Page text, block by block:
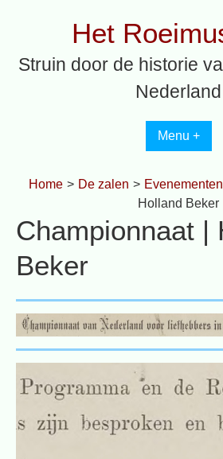
Het
Struin door de historie
Nederland
Menu +
Home > De zalen > Evenementen
Holland Beker
Championnaat |
Beker